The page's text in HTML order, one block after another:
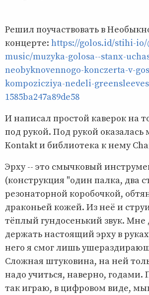
Решил поучаствовать в
концерте: https://golos.id/stihi-io/
music/muzyka-golosa--stanx-
neobyknovennogo-konczerta-v-
kompozicziya-nedeli-
1585ba247a89de58
И написал простой каверок на
под рукой. Под рукой
Kontakt и библиотека к нему
Эрху -- это смычковый
(конструкция "один палка, два
резонаторной коробочкой,
драконьей кожей. Из неё и
тёплый гундосенький звук. Мне
держать настоящий эрху в
него я смог лишь
Сложная штуковина, на ней
надо учиться, наверно, годами.
так играю, в цифровом виде,